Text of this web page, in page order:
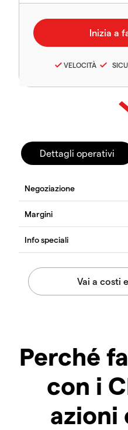
VELOCITÀ
Dettagli operativi
Perché
con i
azioni